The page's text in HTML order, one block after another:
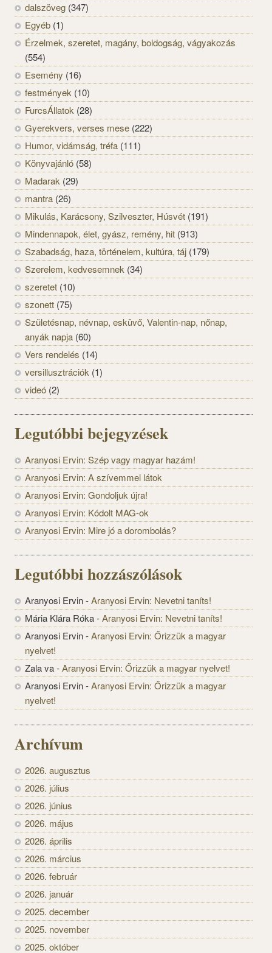
dalszöveg (347)
Egyéb (1)
Érzelmek, szeretet, magány, boldogság, vágyakozás
(554)
Esemény (16)
festmények (10)
FurcsÁllatok (28)
Gyerekvers, verses mese (222)
Humor, vidámság, tréfa (111)
Könyvajánló (58)
Madarak (29)
mantra (26)
Mikulás, Karácsony, Szilveszter, Húsvét (191)
Mindennapok, élet, gyász, remény, hit (913)
Szabadság, haza, történelem, kultúra, táj (179)
Szerelem, kedvesemnek (34)
szeretet (10)
szonett (75)
Születésnap, névnap, esküvő, Valentin-nap, nőnap,
anyák napja (60)
Vers rendelés (14)
versillusztrációk (1)
videó (2)
Legutóbbi bejegyzések
Aranyosi Ervin: Szép vagy magyar hazám!
Aranyosi Ervin: A szívemmel látok
Aranyosi Ervin: Gondoljuk újra!
Aranyosi Ervin: Kódolt MAG-ok
Aranyosi Ervin: Mire jó a dorombolás?
Legutóbbi hozzászólások
Aranyosi Ervin-Aranyosi Ervin: Nevetni taníts!
Mária Klára Róka-Aranyosi Ervin: Nevetni taníts!
Aranyosi Ervin-Aranyosi Ervin: Őrizzük a magyar
nyelvet!
Zala va-Aranyosi Ervin: Őrizzük a magyar nyelvet!
Aranyosi Ervin-Aranyosi Ervin: Őrizzük a magyar
nyelvet!
Archívum
2026. augusztus
2026. július
2026. június
2026. május
2026. április
2026. március
2026. február
2026. január
2025. december
2025. november
2025. október